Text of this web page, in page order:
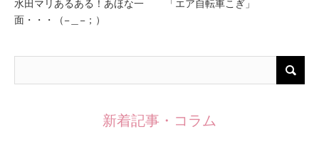
水田マリあるある！あほな一
面・・・（−＿−；）
「エア自転車こぎ」
新着記事・コラム